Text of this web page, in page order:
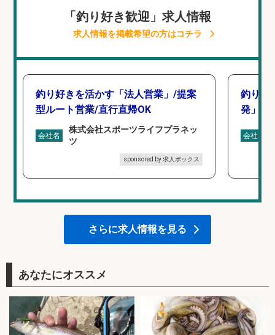
「釣り好き歓迎」求人情報
求人情報を掲載希望の方はコチラ
釣り好きを活かす「法人営業」/提案
型ルート営業/直行直帰OK
会社名
株式会社スポーツライフプラネッ
ツ
sponsored by 求人ボックス
釣り好
発」/
会社名
さらに求人情報を見る
あなたにオススメ